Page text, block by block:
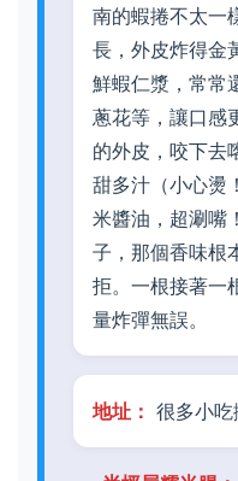
南的蝦捲不太一
長，外皮炸得金
鮮蝦仁漿，常常
蔥花等，讓口感
的外皮，咬下去
甜多汁（小心燙
米醬油，超涮嘴
子，那個香味根
拒。一根接著一
量炸彈無誤。
地址： 很多小吃